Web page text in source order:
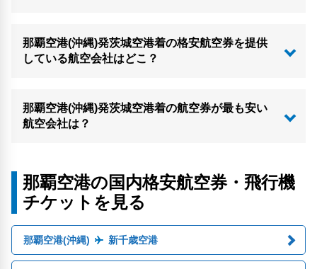
那覇空港(沖縄)発茨城空港着の格安航空券を提供
している航空会社はどこ？
那覇空港(沖縄)発茨城空港着の航空券が最も安い
航空会社は？
那覇空港の国内格安航空券・飛行機
チケットを見る
那覇空港(沖縄) 新千歳空港